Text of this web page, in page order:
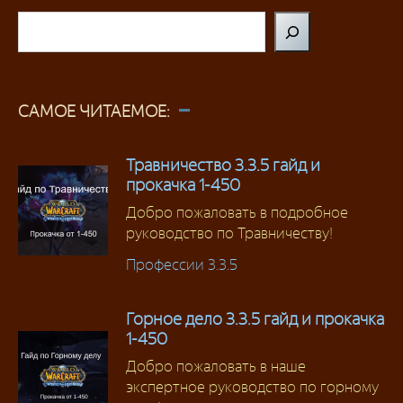
САМОЕ ЧИТАЕМОЕ:
Травничество 3.3.5 гайд и
прокачка 1-450
Добро пожаловать в подробное
руководство по Травничеству!
Профессии 3.3.5
Горное дело 3.3.5 гайд и прокачка
1-450
Добро пожаловать в наше
экспертное руководство по горному